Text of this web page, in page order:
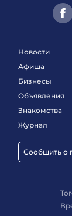
Новости
Афиша
Бизнесы
Объявления
Знакомства
Журнал
Сообщить о